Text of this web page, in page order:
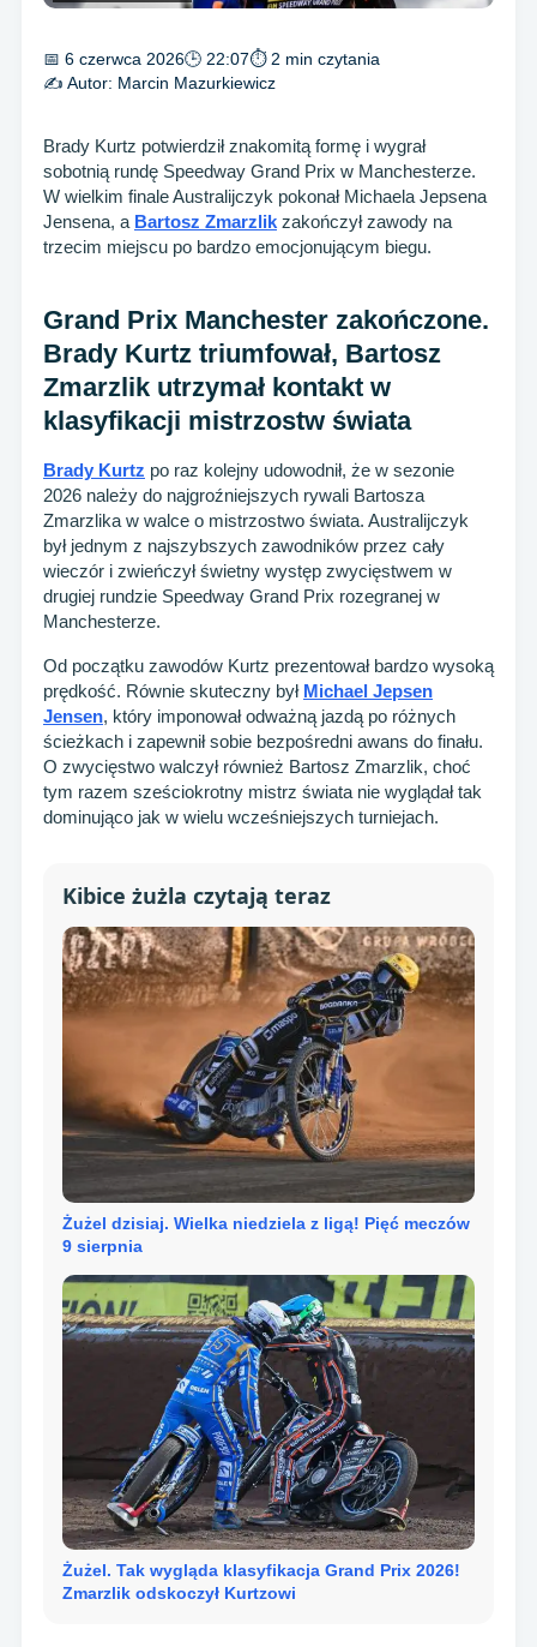
📅 6 czerwca 2026🕒 22:07⏱ 2 min czytania
✍️ Autor: Marcin Mazurkiewicz
Brady Kurtz potwierdził znakomitą formę i wygrał
sobotnią rundę Speedway Grand Prix w Manchesterze.
W wielkim finale Australijczyk pokonał Michaela Jepsena
Jensena, a Bartosz Zmarzlik zakończył zawody na
trzecim miejscu po bardzo emocjonującym biegu.
Grand Prix Manchester zakończone.
Brady Kurtz triumfował, Bartosz
Zmarzlik utrzymał kontakt w
klasyfikacji mistrzostw świata
Brady Kurtz po raz kolejny udowodnił, że w sezonie
2026 należy do najgroźniejszych rywali Bartosza
Zmarzlika w walce o mistrzostwo świata. Australijczyk
był jednym z najszybszych zawodników przez cały
wieczór i zwieńczył świetny występ zwycięstwem w
drugiej rundzie Speedway Grand Prix rozegranej w
Manchesterze.
Od początku zawodów Kurtz prezentował bardzo wysoką
prędkość. Równie skuteczny był Michael Jepsen
Jensen, który imponował odważną jazdą po różnych
ścieżkach i zapewnił sobie bezpośredni awans do finału.
O zwycięstwo walczył również Bartosz Zmarzlik, choć
tym razem sześciokrotny mistrz świata nie wyglądał tak
dominująco jak w wielu wcześniejszych turniejach.
Kibice żużla czytają teraz
Żużel dzisiaj. Wielka niedziela z ligą! Pięć meczów
9 sierpnia
Żużel. Tak wygląda klasyfikacja Grand Prix 2026!
Zmarzlik odskoczył Kurtzowi